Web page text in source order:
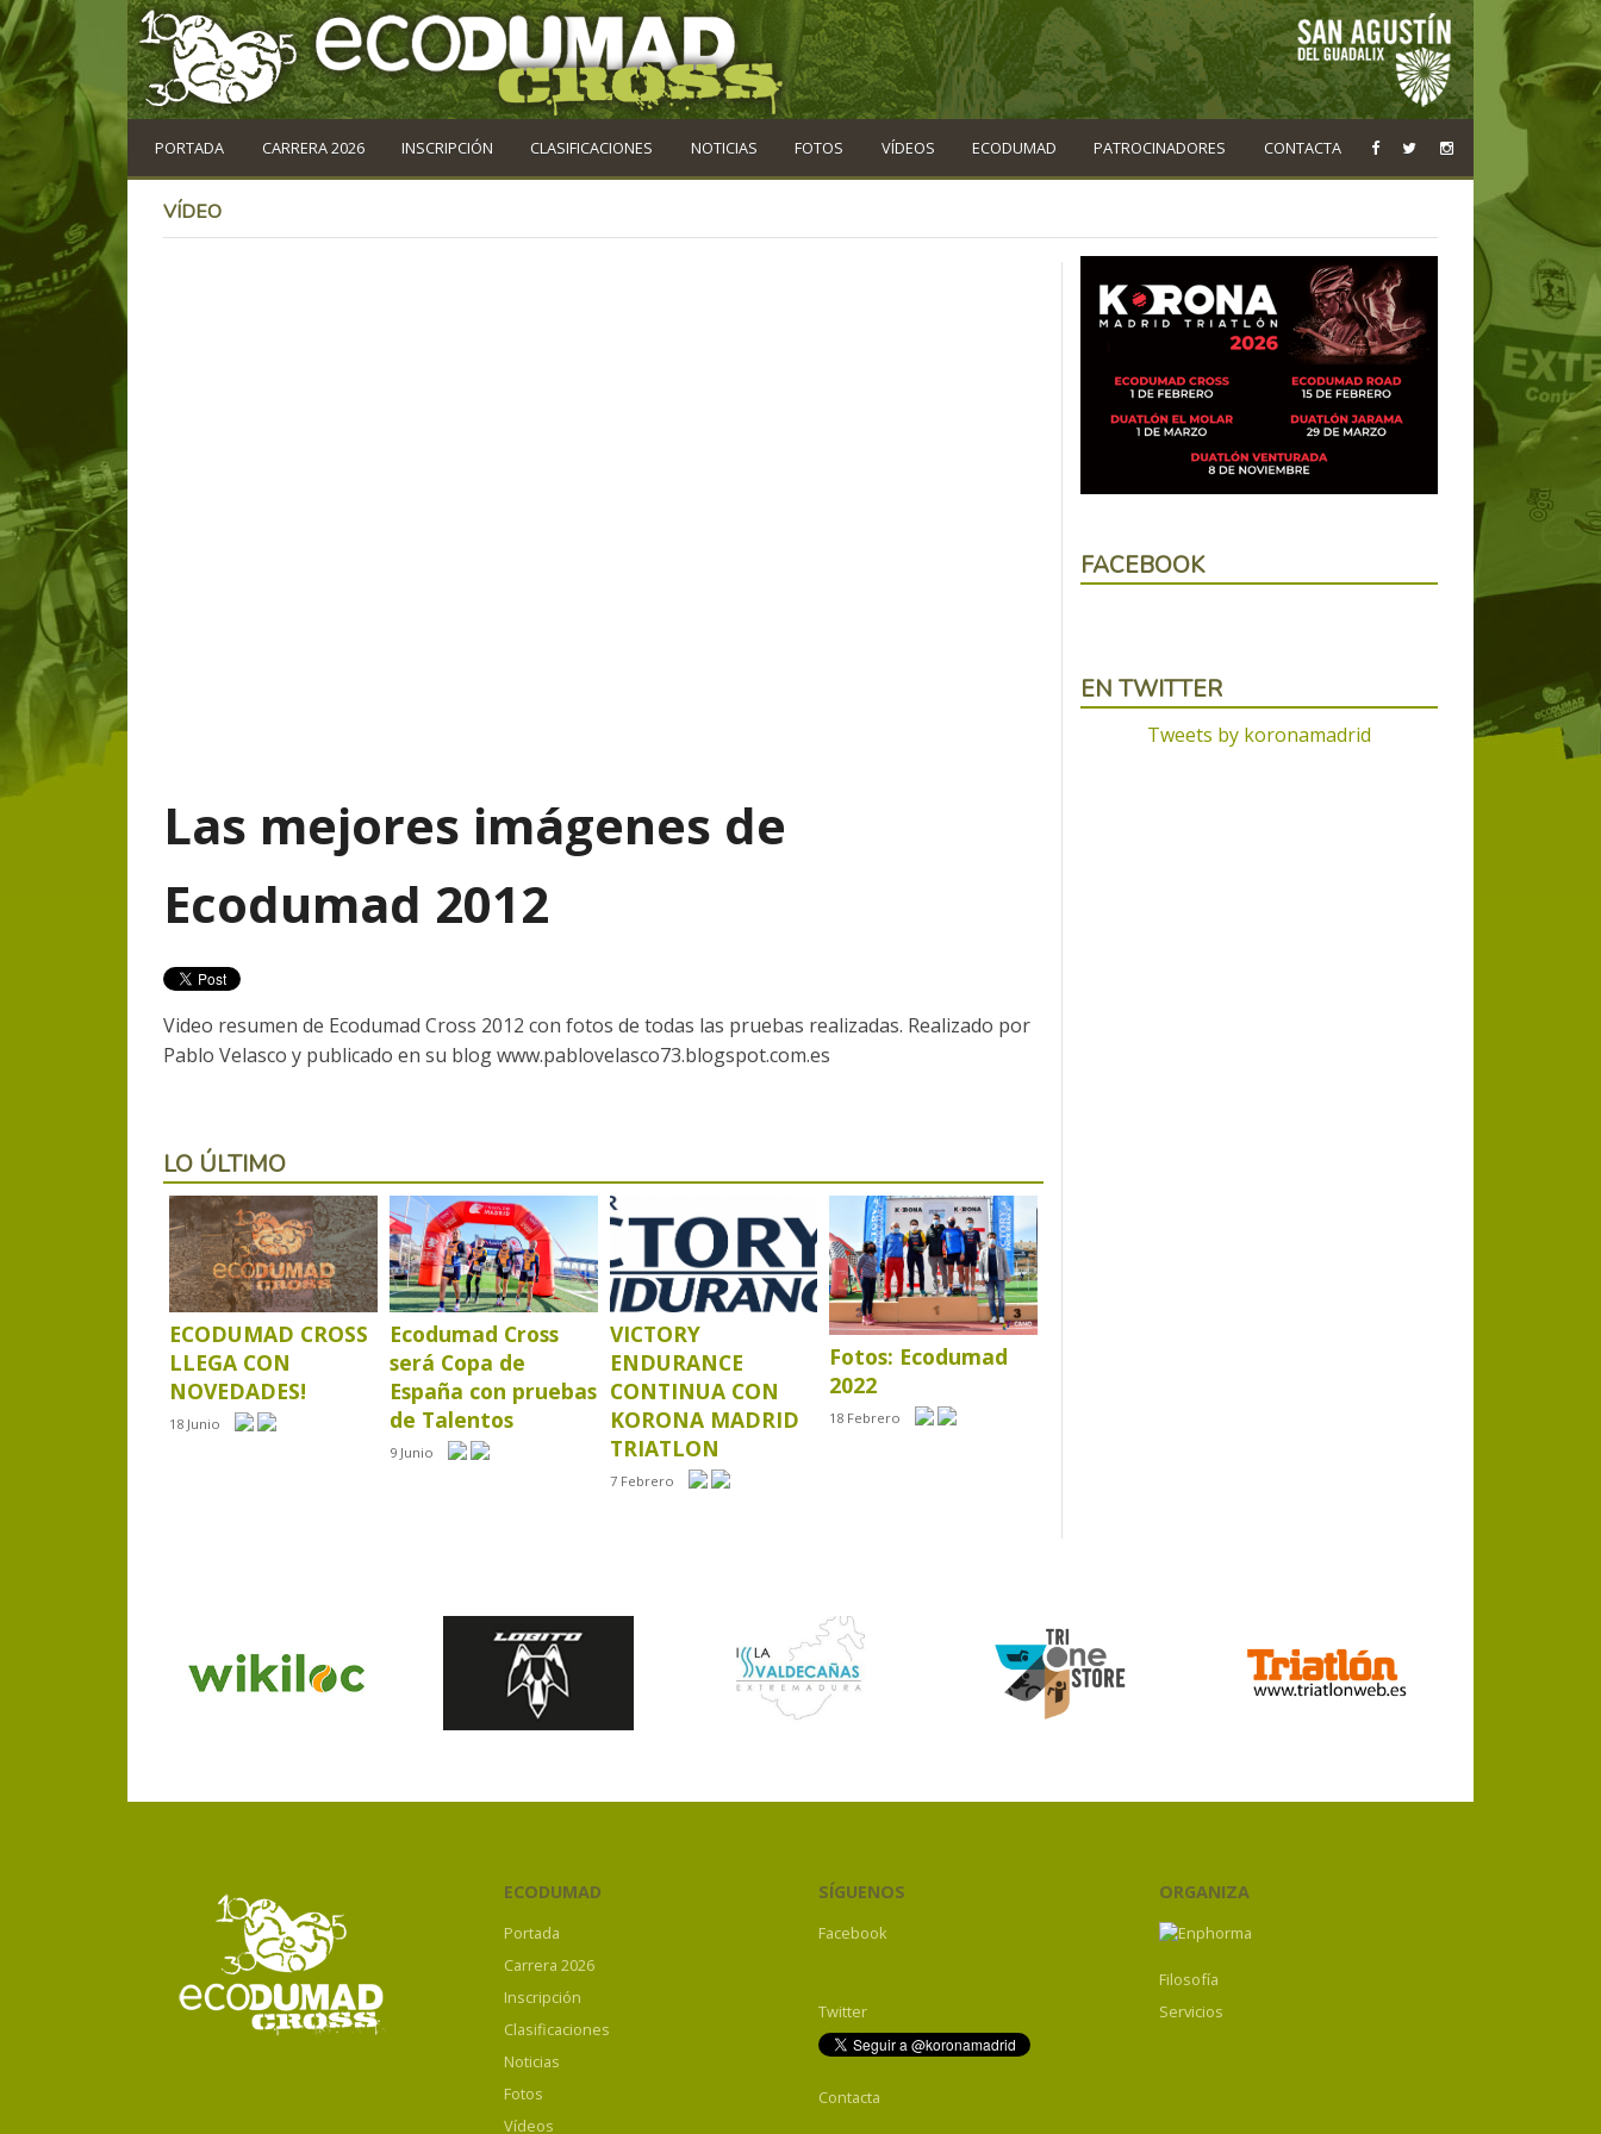
PORTADA CARRERA 2026 INSCRIPCIÓN CLASIFICACIONES NOTICIAS FOTOS VÍDEOS ECODUMAD PATROCINADORES CONTACTA
VÍDEO
Las mejores imágenes de
Ecodumad 2012
Video resumen de Ecodumad Cross 2012 con fotos de todas las pruebas realizadas. Realizado por
Pablo Velasco y publicado en su blog www.pablovelasco73.blogspot.com.es
LO ÚLTIMO
ECODUMAD CROSS
LLEGA CON
NOVEDADES!
18 Junio
Ecodumad Cross
será Copa de
España con pruebas
de Talentos
9 Junio
VICTORY
ENDURANCE
CONTINUA CON
KORONA MADRID
TRIATLON
7 Febrero
Fotos: Ecodumad
2022
18 Febrero
FACEBOOK
EN TWITTER
Tweets by koronamadrid
ECODUMAD
Portada
Carrera 2026
Inscripción
Clasificaciones
Noticias
Fotos
Vídeos
SÍGUENOS
Facebook
Twitter
Contacta
ORGANIZA
Filosofía
Servicios